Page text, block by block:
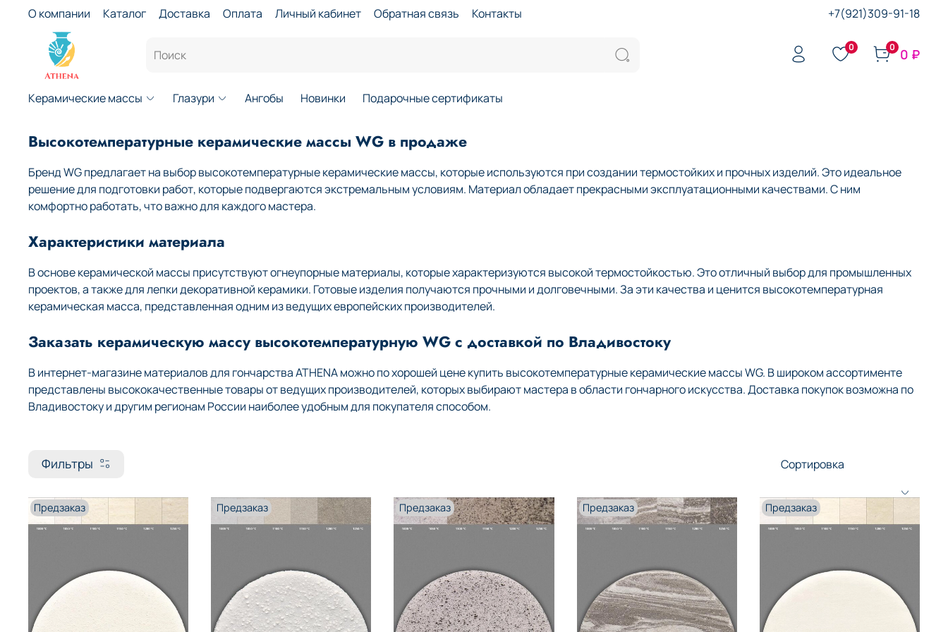
О компании Каталог Доставка Оплата Личный кабинет Обратная связь Контакты +7(921)309-91-18
0 0 0 ₽
Керамические массы Глазури Ангобы Новинки Подарочные сертификаты
Высокотемпературные керамические массы WG в продаже
Бренд WG предлагает на выбор высокотемпературные керамические массы, которые используются при создании термостойких и прочных изделий. Это идеальное
решение для подготовки работ, которые подвергаются экстремальным условиям. Материал обладает прекрасными эксплуатационными качествами. С ним
комфортно работать, что важно для каждого мастера.
Характеристики материала
В основе керамической массы присутствуют огнеупорные материалы, которые характеризуются высокой термостойкостью. Это отличный выбор для промышленных
проектов, а также для лепки декоративной керамики. Готовые изделия получаются прочными и долговечными. За эти качества и ценится высокотемпературная
керамическая масса, представленная одним из ведущих европейских производителей.
Заказать керамическую массу высокотемпературную WG с доставкой по Владивостоку
В интернет-магазине материалов для гончарства ATHENA можно по хорошей цене купить высокотемпературные керамические массы WG. В широком ассортименте
представлены высококачественные товары от ведущих производителей, которых выбирают мастера в области гончарного искусства. Доставка покупок возможна по
Владивостоку и другим регионам России наиболее удобным для покупателя способом.
Фильтры
Предзаказ Предзаказ Предзаказ Предзаказ Предзаказ